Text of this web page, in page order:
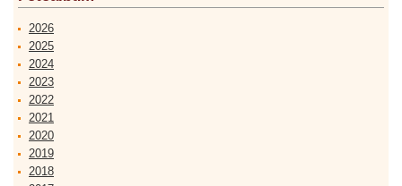
2026
2025
2024
2023
2022
2021
2020
2019
2018